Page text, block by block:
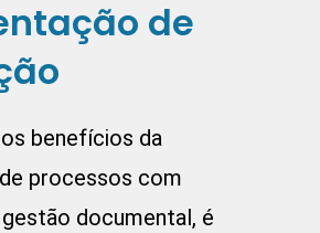
de
benefícios da
processos com
documental, é